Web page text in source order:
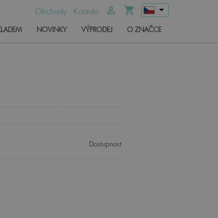
Obchody Kontakt person_outline shopping_cart
arrow_drop_down
NOVINKY VÝPRODEJ O ZNAČCE
Dostupnost